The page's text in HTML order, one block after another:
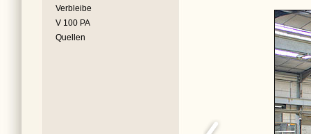
Verbleibe
V 100 PA
Quellen